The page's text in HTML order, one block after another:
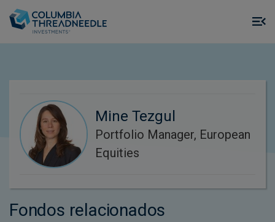
Mine Tezgul
Portfolio Manager, European
Equities
Fondos relacionados